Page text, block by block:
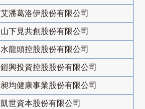
艾潘葛洛伊股份有限公司
山下見共創股份有限公司
水龍頭控股股份有限公司
鎧興投資控股股份有限公司
昶均健康事業股份有限公司
凱世資本股份有限公司